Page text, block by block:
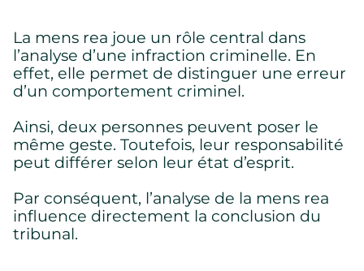
La mens rea joue un rôle central dans
l’analyse d’une infraction criminelle. En
effet, elle permet de distinguer une erreur
d’un comportement criminel.
Ainsi, deux personnes peuvent poser le
même geste. Toutefois, leur responsabilité
peut différer selon leur état d’esprit.
Par conséquent, l’analyse de la mens rea
influence directement la conclusion du
tribunal.